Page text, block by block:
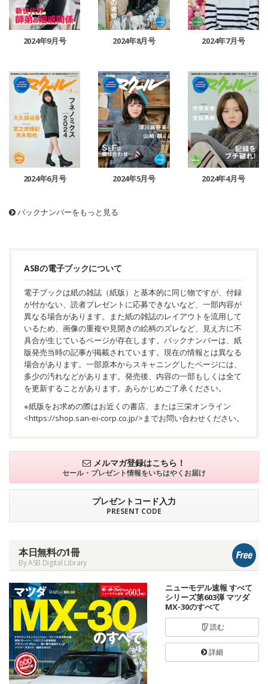
2024年9月号 2024年8月号 2024年7月号
2024年6月号 2024年5月号 2024年4月号
バックナンバーをもっと見る
ASBの電子ブックについて
電子ブックは紙の雑誌（紙版）と基本的に同じ物ですが、付録
が付かない、読者プレゼントに応募できないなど、一部内容が
異なる場合があります。また紙の雑誌のレイアウトを流用して
いるため、画像の重複や見開きの絵柄のズレなど、見え方に不
具合が生じているページが存在します。バックナンバーは、紙
版発売当時の記事が掲載されています。現在の情報とは異なる
場合があります。一部原本からスキャニングしたページには、
多少の汚れなどがあります。発売後、内容の一部もしくは全て
を更新することがあります。あらかじめご了承ください。
※紙版をお求めの際はお近くの書店、または三栄オンライン
<https://shop.san-ei-corp.co.jp/>までお問い合わせください。
メルマガ登録はこちら！
セール・プレゼント情報をいちはやくお届け
プレゼントコード入力
PRESENT CODE
本日無料の1冊
By ASB Digital Library
ニューモデル速報 すべて
シリーズ第603弾 マツダ
MX-30のすべて
読む
詳細